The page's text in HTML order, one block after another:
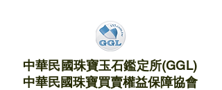
中華民國珠寶玉石鑑定所(GGL)
中華民國珠寶買賣權益保障協會​